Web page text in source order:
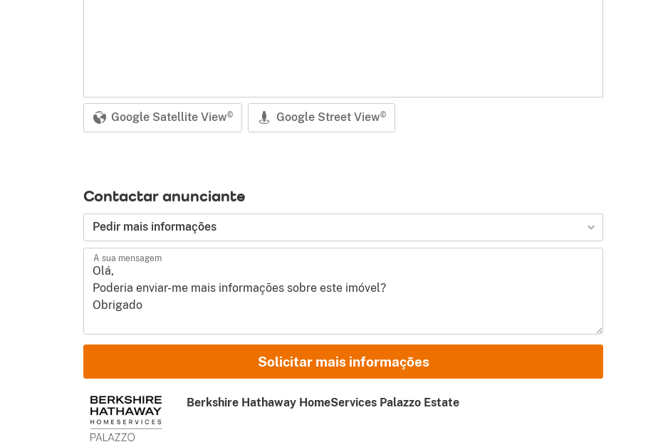
Google Satellite View© Google Street View©
Contactar anunciante
Tipo de pedido
Pedir mais informações
A sua mensagem
E-mail
Solicitar mais informações
Berkshire Hathaway HomeServices Palazzo Estate